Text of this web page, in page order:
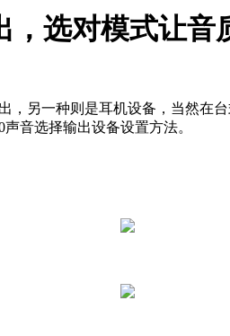
，选对模式让音
另一种则是耳机设备，当然在
音选择输出设备设置方法。